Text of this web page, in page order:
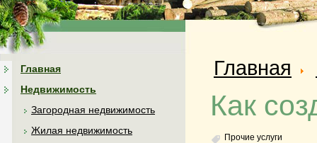
Главная
Недвижимость
Загородная недвижимость
Жилая недвижимость
Главная
Как
Прочие услуги